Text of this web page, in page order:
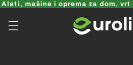
Pređi
sadržaj
mašine i oprema za dom, vrt i